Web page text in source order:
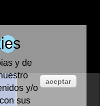
y de
y/o
sus
aceptar